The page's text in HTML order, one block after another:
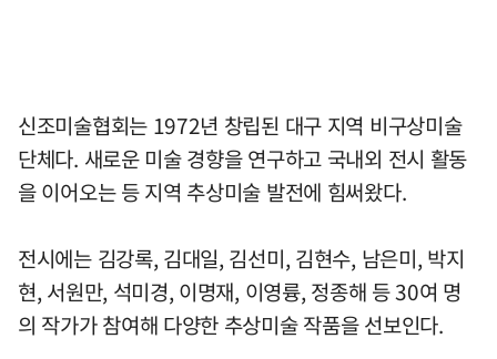
신조미술협회는 1972년 창립된 대구 지역 비구상미술
단체다. 새로운 미술 경향을 연구하고 국내외 전시 활동
을 이어오는 등 지역 추상미술 발전에 힘써왔다.
전시에는 김강록, 김대일, 김선미, 김현수, 남은미, 박지
현, 서원만, 석미경, 이명재, 이영륭, 정종해 등 30여 명
의 작가가 참여해 다양한 추상미술 작품을 선보인다.